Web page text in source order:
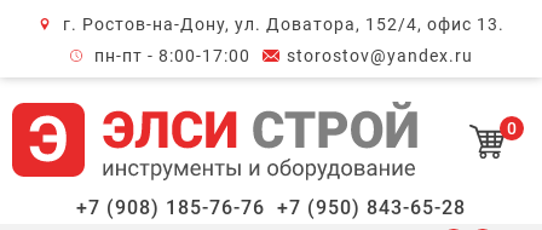
г. Ростов-на-Дону, ул. Доватора, 152/4, офис 13.
пн-пт - 8:00-17:00
storostov@yandex.ru
0
+7 (908) 185-76-76 +7 (950) 843-65-28